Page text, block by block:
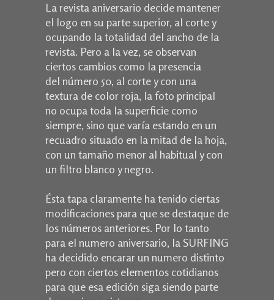
La revista aniversario decide mantener
el logo en su parte superior, al corte y
ocupando la totalidad del ancho de la
revista. Pero a la vez, se observan
ciertos cambios como la presencia
del número 50, al corte y con una
textura de color roja, la foto principal
no ocupa toda la superficie como
siempre, sino que varía estando en un
recuadro situado en la mitad de la hoja,
con un tamaño menor al habitual y con
un filtro blanco y negro.
Ésta tapa claramente ha tenido ciertas
modificaciones para que se destaque de
los números anteriores. Por lo tanto
para el numero aniversario, la SURFING
ha decidido encarar un numero distinto
pero con ciertos elementos cotidianos
para que esa edición siga siendo parte